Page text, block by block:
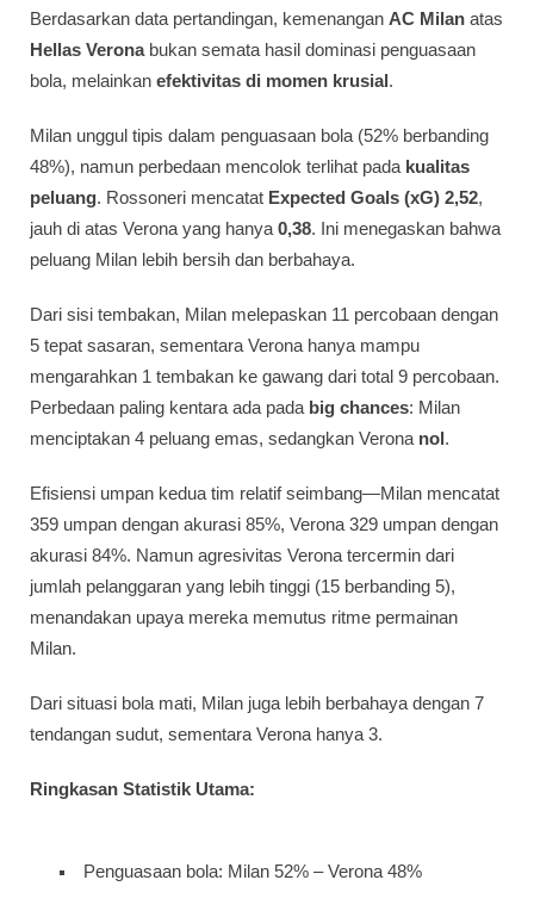
Berdasarkan data pertandingan, kemenangan AC Milan atas
Hellas Veronabukan semata hasil dominasi penguasaan
bola, melainkan efektivitas di momen krusial.
Milan unggul tipis dalam penguasaan bola (52% berbanding
48%), namun perbedaan mencolok terlihat pada kualitas
peluang. Rossoneri mencatat Expected Goals (xG) 2,52,
jauh di atas Verona yang hanya 0,38. Ini menegaskan bahwa
peluang Milan lebih bersih dan berbahaya.
Dari sisi tembakan, Milan melepaskan 11 percobaan dengan
5 tepat sasaran, sementara Verona hanya mampu
mengarahkan 1 tembakan ke gawang dari total 9 percobaan.
Perbedaan paling kentara ada pada big chances: Milan
menciptakan 4 peluang emas, sedangkan Verona nol.
Efisiensi umpan kedua tim relatif seimbang—Milan mencatat
359 umpan dengan akurasi 85%, Verona 329 umpan dengan
akurasi 84%. Namun agresivitas Verona tercermin dari
jumlah pelanggaran yang lebih tinggi (15 berbanding 5),
menandakan upaya mereka memutus ritme permainan
Milan.
Dari situasi bola mati, Milan juga lebih berbahaya dengan 7
tendangan sudut, sementara Verona hanya 3.
Ringkasan Statistik Utama:
Penguasaan bola: Milan 52% – Verona 48%